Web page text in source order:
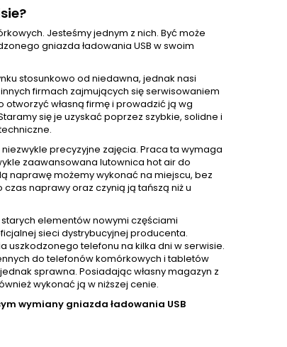
Jesteśmy jednym z nich. Być może
gniazda ładowania USB w swoim
stosunkowo od niedawna, jednak nasi
firmach zajmujących się serwisowaniem
otworzyć własną firmę i prowadzić ją wg
się je uzyskać poprzez szybkie, solidne i
precyzyjne zajęcia. Praca ta wymaga
zaawansowana lutownica hot air do
naprawę możemy wykonać na miejscu, bez
naprawy oraz czynią ją tańszą niż u
elementów nowymi częściami
sieci dystrybucyjnej producenta.
uszkodzonego telefonu na kilka dni w serwisie.
do telefonów komórkowych i tabletów
sprawna. Posiadając własny magazyn z
wykonać ją w niższej cenie.
wymiany gniazda ładowania USB